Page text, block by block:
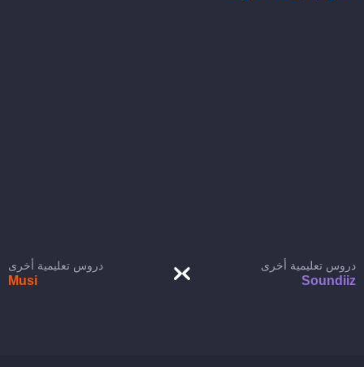
دروس تعليمية أخرى
Soundiiz
دروس تعليمية أخرى
Musi